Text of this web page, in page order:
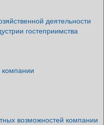
деятельности
гостеприимства
компании
возможностей компании